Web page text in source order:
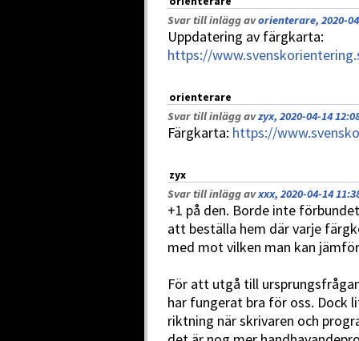
Svar till inlägg avorienterare, 2020-
Uppdatering av färgkarta:
https://
orienterare
Svar till inlägg avzyx, 2020-04-14
Färgkarta: https://
zyx
Svar till inlägg avxxx, 2020-04-14
+1 på den. Borde inte
att beställa hem där varje
med mot vilken man kan
För att utgå till
har fungerat bra för oss. Dock
riktning när skrivaren och